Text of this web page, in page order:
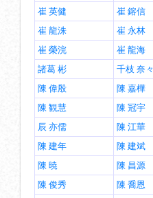
崔 英健
崔 鎔信
崔 龍洙
崔 永林
崔 榮浣
崔 龍海
諸葛 彬
千枝 奈々
陳 偉殷
陳 嘉樺
陳 観慧
陳 冠宇
辰 亦儒
陳 江華
陳 建年
陳 建斌
陳 暁
陳 昌源
陳 俊秀
陳 喬恩